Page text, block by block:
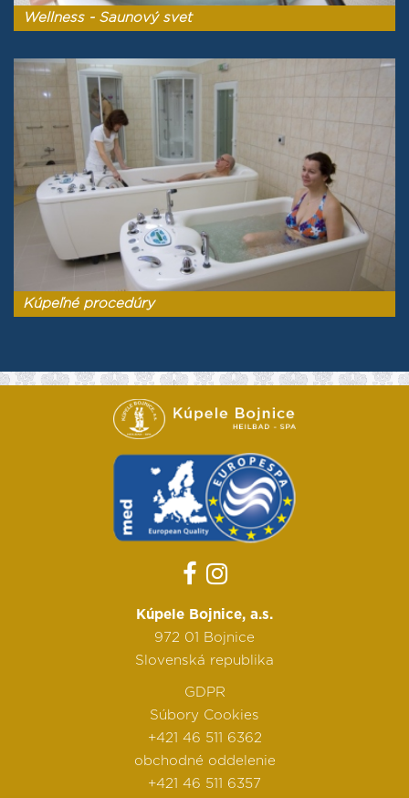
Wellness - Saunový svet
Kúpeľné procedúry
Kúpele Bojnice, a.s.
972 01 Bojnice
Slovenská republika
GDPR
Súbory Cookies
+421 46 511 6362
obchodné oddelenie
+421 46 511 6357